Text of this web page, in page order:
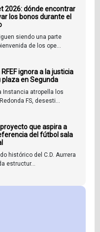
2026: dónde encontrar
los bonos durante el
siendo una parte
de los ope...
ignora a la justicia
plaza en Segunda
Instancia atropella los
FS, desesti...
que aspira a
del fútbol sala
histórico del C.D. Aurrera
estructur...